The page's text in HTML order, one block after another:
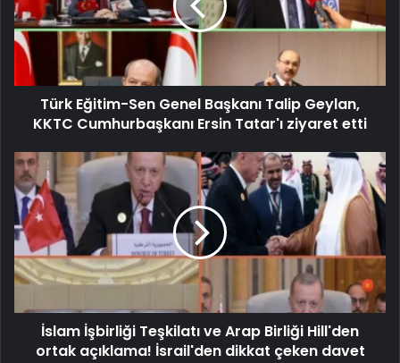
Türk Eğitim-Sen Genel Başkanı Talip Geylan,
KKTC Cumhurbaşkanı Ersin Tatar'ı ziyaret etti
İslam İşbirliği Teşkilatı ve Arap Birliği Hill'den
ortak açıklama! İsrail'den dikkat çeken davet